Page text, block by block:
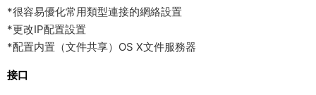
*很容易優化常用類型連接的網絡設置
*更改IP配置設置
*配置内置（文件共享）OS X文件服務器
接口